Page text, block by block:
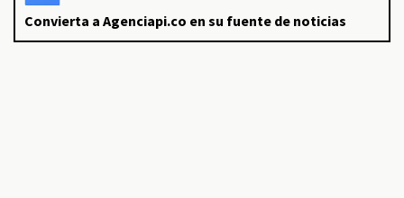
Convierta a Agenciapi.co en su fuente de noticias